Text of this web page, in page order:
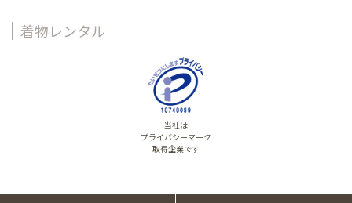
着物レンタル
当社は
プライバシーマーク
取得企業です